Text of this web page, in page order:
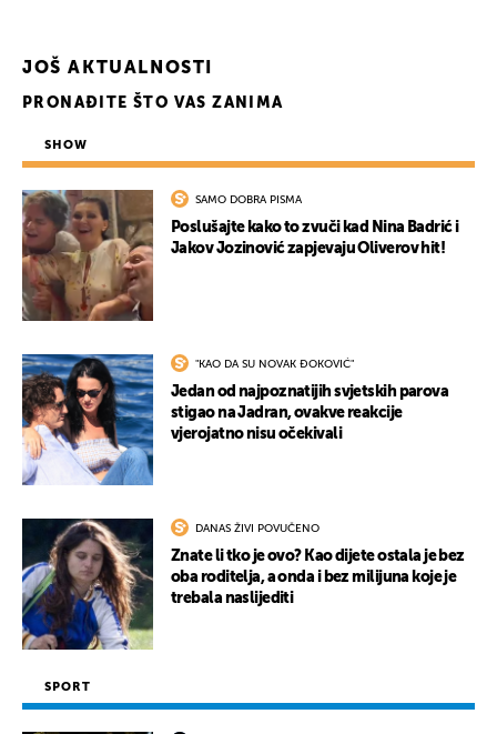
JOŠ AKTUALNOSTI
PRONAĐITE ŠTO VAS ZANIMA
SHOW
SAMO DOBRA PISMA
Poslušajte kako to zvuči kad Nina Badrić i
Jakov Jozinović zapjevaju Oliverov hit!
"KAO DA SU NOVAK ĐOKOVIĆ"
Jedan od najpoznatijih svjetskih parova
stigao na Jadran, ovakve reakcije
vjerojatno nisu očekivali
DANAS ŽIVI POVUČENO
Znate li tko je ovo? Kao dijete ostala je bez
oba roditelja, a onda i bez milijuna koje je
trebala naslijediti
SPORT